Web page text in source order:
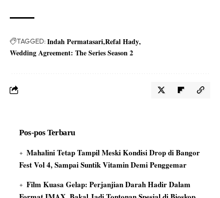
TAGGED: Indah PermatasariRefal Hady
Wedding Agreement: The Series Season 2
Pos-pos Terbaru
Mahalini Tetap Tampil Meski Kondisi Drop di Bangor
Fest Vol 4, Sampai Suntik Vitamin Demi Penggemar
Film Kuasa Gelap: Perjanjian Darah Hadir Dalam